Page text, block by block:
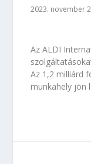
2023. november
Az ALDI
Az 1,2 milliárd
munkahely jön